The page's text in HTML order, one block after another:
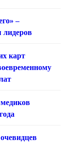
–
лидеров
карт